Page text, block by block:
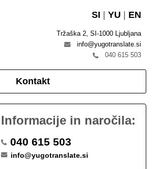
SI YU EN
Tržaška 2, SI-1000 Ljubljana
info@yugotranslate.si
040 615 503
Kontakt
Informacije in naročila:
040 615 503
info@yugotranslate.si